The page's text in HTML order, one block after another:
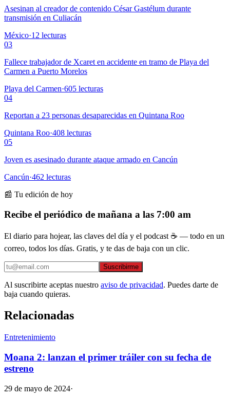
Asesinan al creador de contenido César Gastélum durante
transmisión en Culiacán
México·12 lecturas
03
Fallece trabajador de Xcaret en accidente en tramo de Playa del
Carmen a Puerto Morelos
Playa del Carmen·605 lecturas
04
Reportan a 23 personas desaparecidas en Quintana Roo
Quintana Roo·408 lecturas
05
Joven es asesinado durante ataque armado en Cancún
Cancún·462 lecturas
📰 Tu edición de hoy
Recibe el periódico de mañana a las 7:00 am
El diario para hojear, las claves del día y el podcast ☕ — todo en un
correo, todos los días. Gratis, y te das de baja con un clic.
Suscribirme
Al suscribirte aceptas nuestro aviso de privacidad. Puedes darte de
baja cuando quieras.
Relacionadas
Entretenimiento
Moana 2: lanzan el primer tráiler con su fecha de
estreno
29 de mayo de 2024·